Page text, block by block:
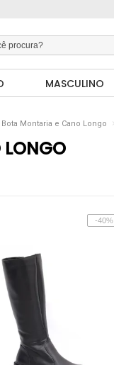
MASCULINO
Bota Montaria e Cano Longo
-40%